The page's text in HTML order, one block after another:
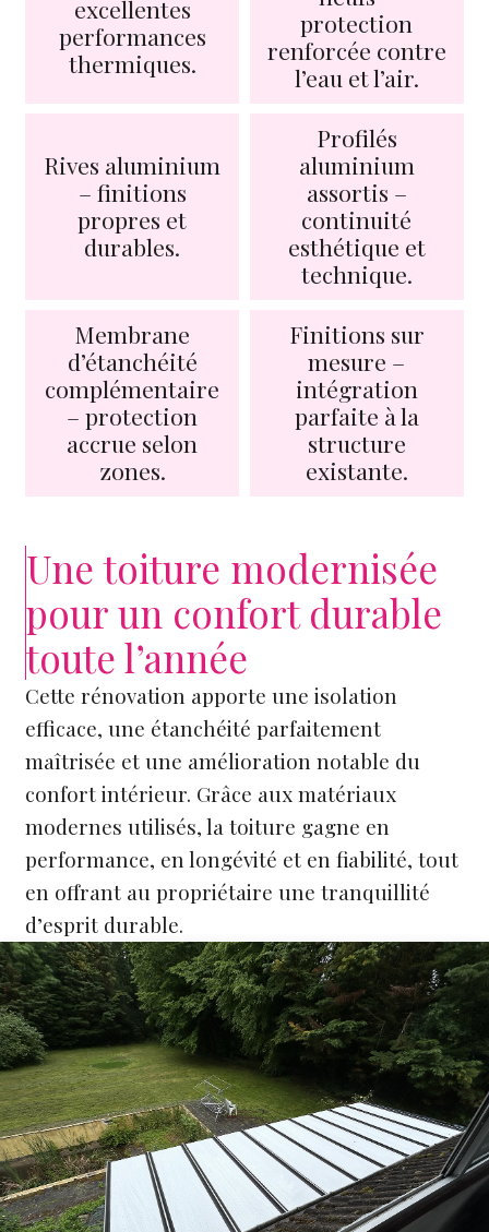
excellentes
performances
thermiques.
protection
renforcée contre
l’eau et l’air.
Rives aluminium
– finitions
propres et
durables.
Profilés
aluminium
assortis –
continuité
esthétique et
technique.
Membrane
d’étanchéité
complémentaire
– protection
accrue selon
zones.
Finitions sur
mesure –
intégration
parfaite à la
structure
existante.
Une toiture modernisée
pour un confort durable
toute l’année
Cette rénovation apporte une isolation
efficace, une étanchéité parfaitement
maîtrisée et une amélioration notable du
confort intérieur. Grâce aux matériaux
modernes utilisés, la toiture gagne en
performance, en longévité et en fiabilité, tout
en offrant au propriétaire une tranquillité
d’esprit durable.